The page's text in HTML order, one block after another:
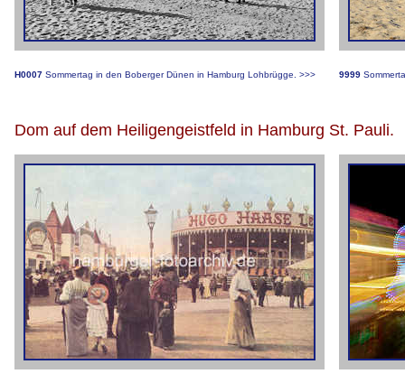
H0007 Sommertag in den Boberger Dünen in Hamburg Lohbrügge. >>> 9999
Dom auf dem Heiligengeistfeld in Hamburg St. Pauli.